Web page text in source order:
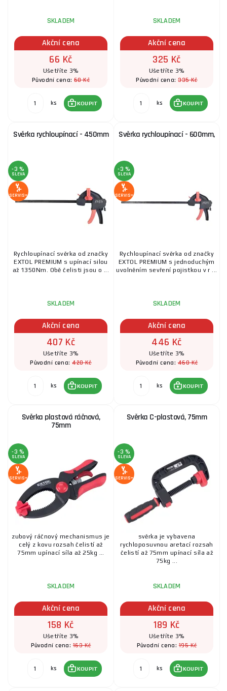
SKLADEM
Akční cena
66 Kč
Ušetříte 3%
Původní cena: 68 Kč
ks KOUPIT
SKLADEM
Akční cena
325 Kč
Ušetříte 3%
Původní cena:335 Kč
ks KOUPIT
Svěrka rychloupínací - 450mm
-3 %
SLEVA
SERVIS+
Rychloupínací svěrka od značky
EXTOL PREMIUM s upínací silou
až 1350Nm. Obě čelisti jsou o ...
SKLADEM
Akční cena
407 Kč
Ušetříte 3%
Původní cena:420 Kč
ks KOUPIT
Svěrka rychloupínací - 600mm,
-3 %
SLEVA
SERVIS+
Rychloupínací svěrka od značky
EXTOL PREMIUM s jednoduchým
uvolněním sevření pojistkou v r ...
SKLADEM
Akční cena
446 Kč
Ušetříte 3%
Původní cena:460 Kč
ks KOUPIT
Svěrka plastová ráčnová,
75mm
-3 %
SLEVA
SERVIS+
zubový ráčnový mechanismus je
celý z kovu rozsah čelistí až
75mm upínací síla až 25kg ...
SKLADEM
Akční cena
158 Kč
Ušetříte 3%
Původní cena:163 Kč
ks KOUPIT
Svěrka C-plastová, 75mm
-3 %
SLEVA
SERVIS+
svěrka je vybavena
rychloposuvnou aretací rozsah
čelistí až 75mm upínací síla až
75kg ...
SKLADEM
Akční cena
189 Kč
Ušetříte 3%
Původní cena:195 Kč
ks KOUPIT